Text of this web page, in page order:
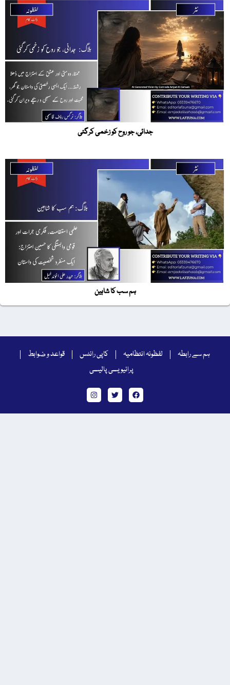
جدائی، جو روح کو زخمی کرگئی
ہم سب کا شاہین
ہم سے رابطہ لفظونہ انتظامیہ کاپی رائٹس
قواعد و ضوابط
پرائیویسی پالیسی